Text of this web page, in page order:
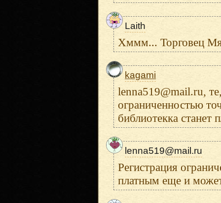
Laith
Хммм... Торговец
kagami
lenna519@mail.ru,
ограниченностью
библиотекка станет
lenna519@mail.ru
Регистрация
платным еще и